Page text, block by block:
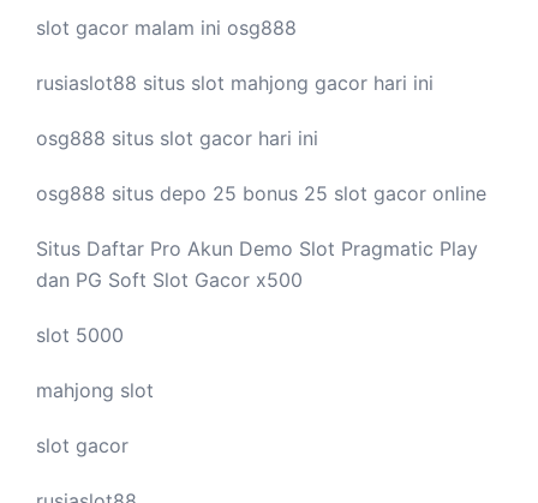
slot gacor malam ini osg888
rusiaslot88 situs slot mahjong gacor hari ini
osg888 situs slot gacor hari ini
osg888 situs depo 25 bonus 25 slot gacor online
Situs Daftar Pro Akun Demo Slot Pragmatic Play
dan PG Soft Slot Gacor x500
slot 5000
mahjong slot
slot gacor